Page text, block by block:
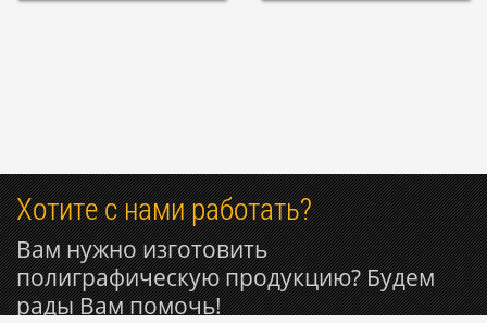
Хотите с нами работать?
Вам нужно изготовить
полиграфическую продукцию? Будем
рады Вам помочь!